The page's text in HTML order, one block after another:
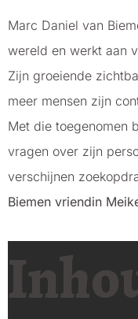
Marc Daniel van
wereld en werkt aan
Zijn groeiende
meer mensen zijn
Met die toegenomen
vragen over zijn
verschijnen
Biemen vriendin